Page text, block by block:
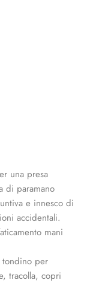
una presa
di paramano
e innesco di
accidentali.
mani
tondino per
tracolla, copri